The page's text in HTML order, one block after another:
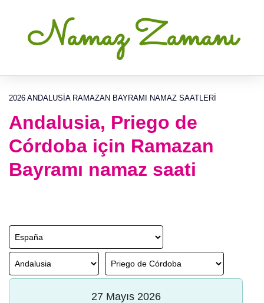
Namaz Zamanı
2026 ANDALUSIA RAMAZAN BAYRAMI NAMAZ SAATLERI
Andalusia, Priego de
Córdoba için Ramazan
Bayramı namaz saati
27 Mayıs 2026